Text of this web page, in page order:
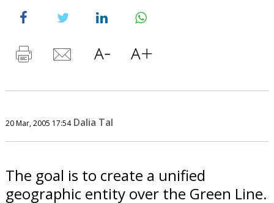
20 Mar, 2005 17:54 Dalia Tal
The goal is to create a unified
geographic entity over the Green Line.